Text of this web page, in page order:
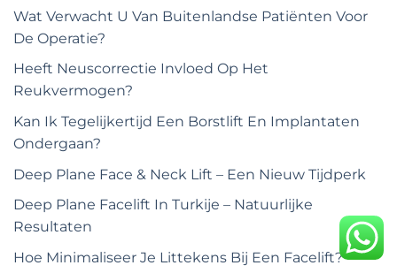
Wat Verwacht U Van Buitenlandse Patiënten Voor
De Operatie?
Heeft Neuscorrectie Invloed Op Het
Reukvermogen?
Kan Ik Tegelijkertijd Een Borstlift En Implantaten
Ondergaan?
Deep Plane Face & Neck Lift – Een Nieuw Tijdperk
Deep Plane Facelift In Turkije – Natuurlijke
Resultaten
Hoe Minimaliseer Je Littekens Bij Een Facelift?